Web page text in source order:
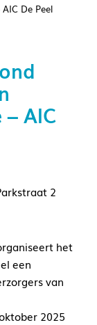
De Peel
AIC
2
het
een
van
2025